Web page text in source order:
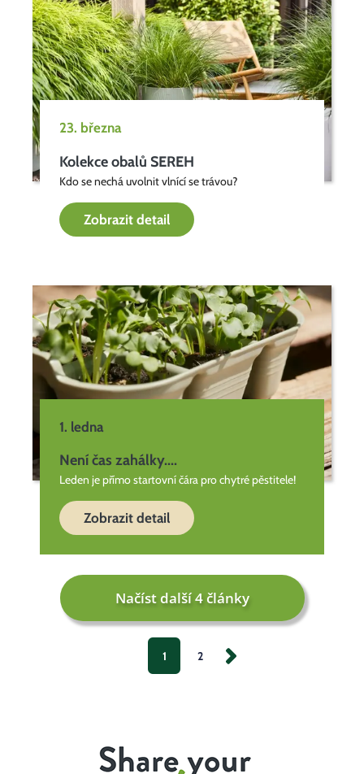
23. března
Kolekce obalů SEREH
Kdo se nechá uvolnit vlnící se trávou?
Zobrazit detail
1. ledna
Není čas zahálky....
Leden je přímo startovní čára pro chytré pěstitele!
Zobrazit detail
Načíst další 4 články
1 2